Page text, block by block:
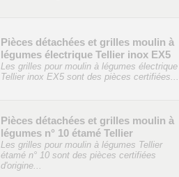
Pièces détachées et grilles moulin à
légumes électrique Tellier inox EX5
Les grilles pour moulin à légumes électrique
Tellier inox EX5 sont des pièces certifiées...
Pièces détachées et grilles moulin à
légumes n° 10 étamé Tellier
Les grilles pour moulin à légumes Tellier
étamé n° 10 sont des pièces certifiées
d'origine...